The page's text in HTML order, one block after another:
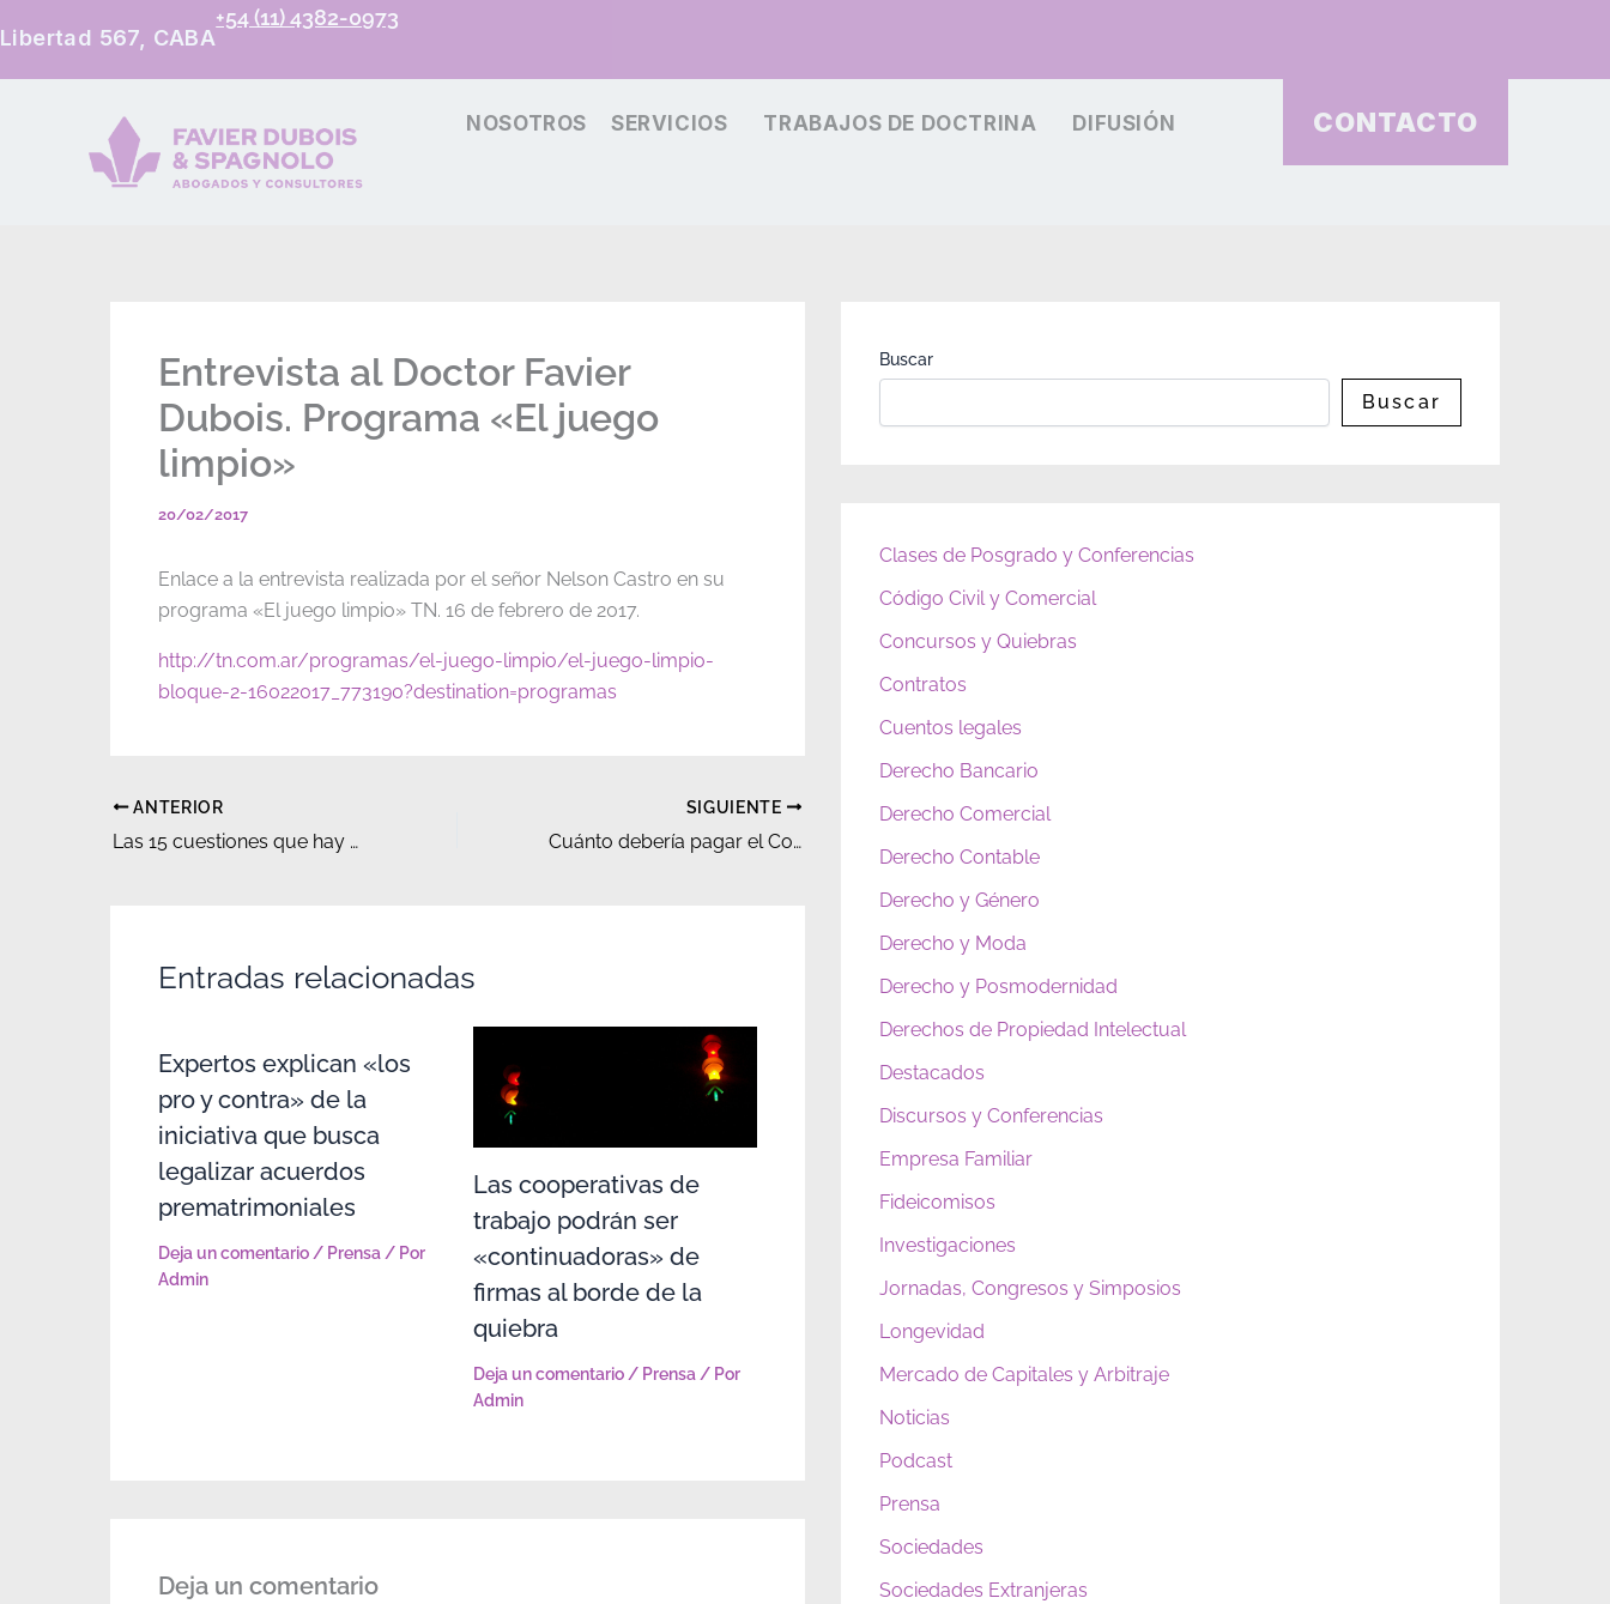
Libertad 567, CABA
+54 (11) 4382-0973
NOSOTROS SERVICIOS TRABAJOS DE DOCTRINA DIFUSIÓN CONTACTO
Entrevista al Doctor Favier
Dubois. Programa «El juego
limpio»
20/02/2017
Enlace a la entrevista realizada por el señor Nelson Castro en su
programa «El juego limpio» TN. 16 de febrero de 2017.
http://tn.com.ar/programas/el-juego-limpio/el-juego-limpio-
bloque-2-16022017_773190?destination=programas
ANTERIOR
Las 15 cuestiones que hay que saber en el caso del correo.
SIGUIENTE
Cuánto debería pagar el Correo según el juez que decretó la quiebra. Nota periodística.
Entradas relacionadas
Expertos explican «los
pro y contra» de la
iniciativa que busca
legalizar acuerdos
prematrimoniales
Deja un comentario / Prensa / Por
Admin
Las cooperativas de
trabajo podrán ser
«continuadoras» de
firmas al borde de la
quiebra
Deja un comentario / Prensa / Por
Admin
Deja un comentario
Buscar
Buscar
Clases de Posgrado y Conferencias
Código Civil y Comercial
Concursos y Quiebras
Contratos
Cuentos legales
Derecho Bancario
Derecho Comercial
Derecho Contable
Derecho y Género
Derecho y Moda
Derecho y Posmodernidad
Derechos de Propiedad Intelectual
Destacados
Discursos y Conferencias
Empresa Familiar
Fideicomisos
Investigaciones
Jornadas, Congresos y Simposios
Longevidad
Mercado de Capitales y Arbitraje
Noticias
Podcast
Prensa
Sociedades
Sociedades Extranjeras